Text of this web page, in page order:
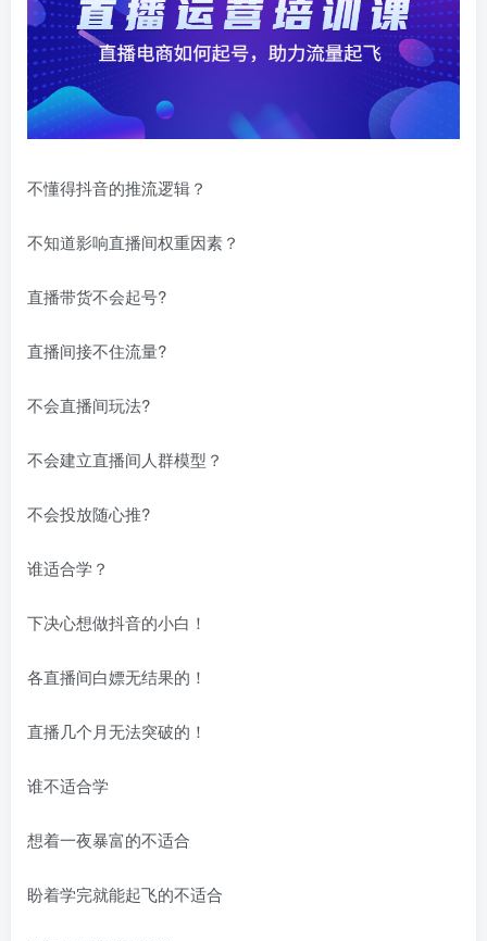
不懂得抖音的推流逻辑？
不知道影响直播间权重因素？
直播带货不会起号?
直播间接不住流量?
不会直播间玩法?
不会建立直播间人群模型？
不会投放随心推?
谁适合学？
下决心想做抖音的小白！
各直播间白嫖无结果的！
直播几个月无法突破的！
谁不适合学
想着一夜暴富的不适合
盼着学完就能起飞的不适合